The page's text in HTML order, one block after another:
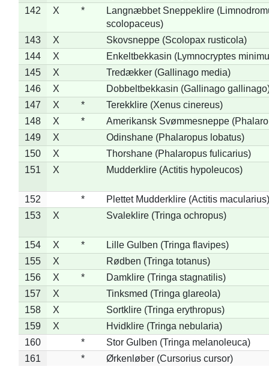
142
X *
Langnæbbet Sneppeklire
scolopaceus)
143
X
Skovsneppe (Scolopax rusticola)
144
X
Enkeltbekkasin (Lymnocryptes
145
X
Tredækker (Gallinago media)
146
X
Dobbeltbekkasin (Gallinago
147
X *
Terekklire (Xenus cinereus)
148
X *
Amerikansk Svømmesneppe
149
X
Odinshane (Phalaropus lobatus)
150
X
Thorshane (Phalaropus fulicarius)
151
X Mudderklire (Actitis hypoleucos)
152 *
Plettet Mudderklire (Actitis macularius)
153
X Svaleklire (Tringa ochropus)
154 X *
Lille Gulben (Tringa flavipes)
155
X
Rødben (Tringa totanus)
156
X *
Damklire (Tringa stagnatilis)
157
X
Tinksmed (Tringa glareola)
158
X
Sortklire (Tringa erythropus)
159
X
Hvidklire (Tringa nebularia)
160
*
Stor Gulben (Tringa melanoleuca)
161
*
Ørkenløber (Cursorius cursor)